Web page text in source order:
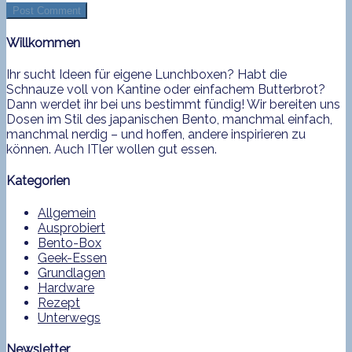
Willkommen
Ihr sucht Ideen für eigene Lunchboxen? Habt die
Schnauze voll von Kantine oder einfachem Butterbrot?
Dann werdet ihr bei uns bestimmt fündig! Wir bereiten uns
Dosen im Stil des japanischen Bento, manchmal einfach,
manchmal nerdig – und hoffen, andere inspirieren zu
können. Auch ITler wollen gut essen.
Kategorien
Allgemein
Ausprobiert
Bento-Box
Geek-Essen
Grundlagen
Hardware
Rezept
Unterwegs